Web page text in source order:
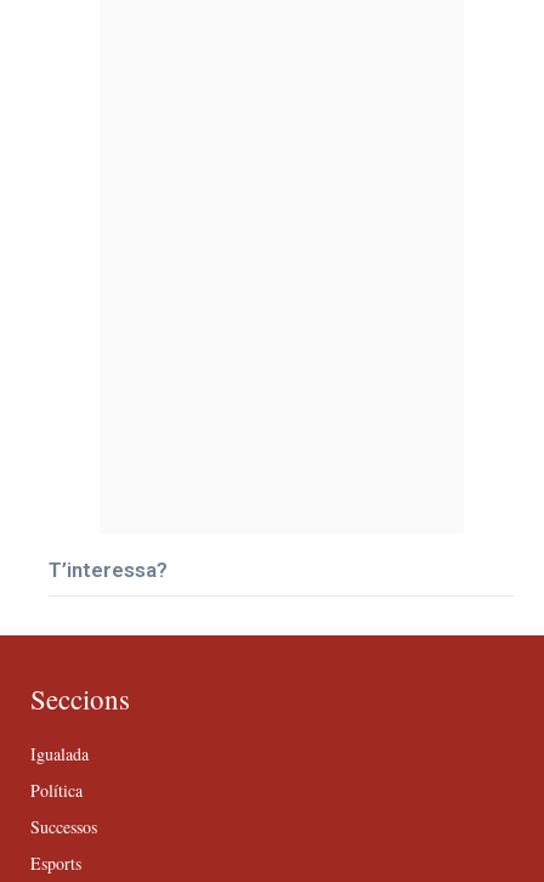
T’interessa?
Seccions
Igualada
Política
Successos
Esports